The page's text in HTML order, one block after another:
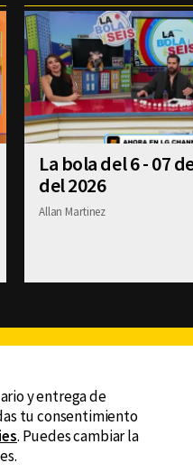
La bola del 6 - 07
del 2026
Allan Martinez
y entrega de
tu consentimiento
. Puedes cambiar la